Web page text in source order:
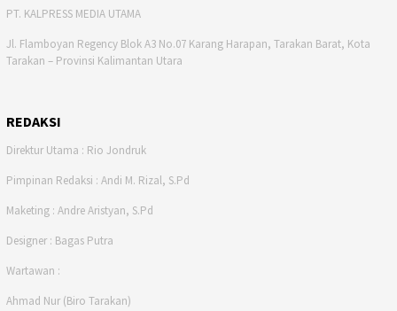
PT. KALPRESS MEDIA UTAMA
Jl. Flamboyan Regency Blok A3 No.07 Karang Harapan, Tarakan Barat, Kota
Tarakan – Provinsi Kalimantan Utara
REDAKSI
Direktur Utama : Rio Jondruk
Pimpinan Redaksi : Andi M. Rizal, S.Pd
Maketing : Andre Aristyan, S.Pd
Designer : Bagas Putra
Wartawan :
Ahmad Nur (Biro Tarakan)